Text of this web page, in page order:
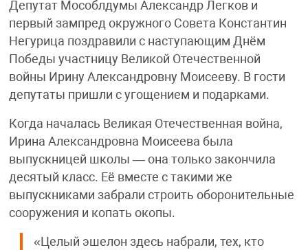
Депутат Мособлдумы Александр Легков и
первый зампред окружного Совета Константин
Негурица поздравили с наступающим Днём
Победы участницу Великой Отечественной
войны Ирину Александровну Моисееву. В гости
депутаты пришли с угощением и подарками.
Когда началась Великая Отечественная война,
Ирина Александровна Моисеева была
выпускницей школы — она только закончила
десятый класс. Её вместе с такими же
выпускниками забрали строить оборонительные
сооружения и копать окопы.
«Целый эшелон здесь набрали, тех, кто